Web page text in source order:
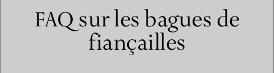
FAQ sur les bagues de
fiançailles